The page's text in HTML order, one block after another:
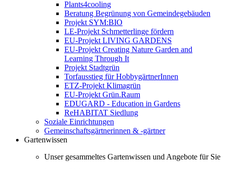
Plants4cooling
Beratung Begrünung von Gemeindegebäuden
Projekt SYM:BIO
LE-Projekt Schmetterlinge fördern
EU-Projekt LIVING GARDENS
EU-Projekt Creating Nature Garden and
Learning Through It
Projekt Stadtgrün
Torfausstieg für HobbygärtnerInnen
ETZ-Projekt Klimagrün
EU-Projekt Grün.Raum
EDUGARD - Education in Gardens
ReHABITAT Siedlung
Soziale Einrichtungen
Gemeinschaftsgärtnerinnen & -gärtner
Gartenwissen
Unser gesammeltes Gartenwissen und Angebote für Sie